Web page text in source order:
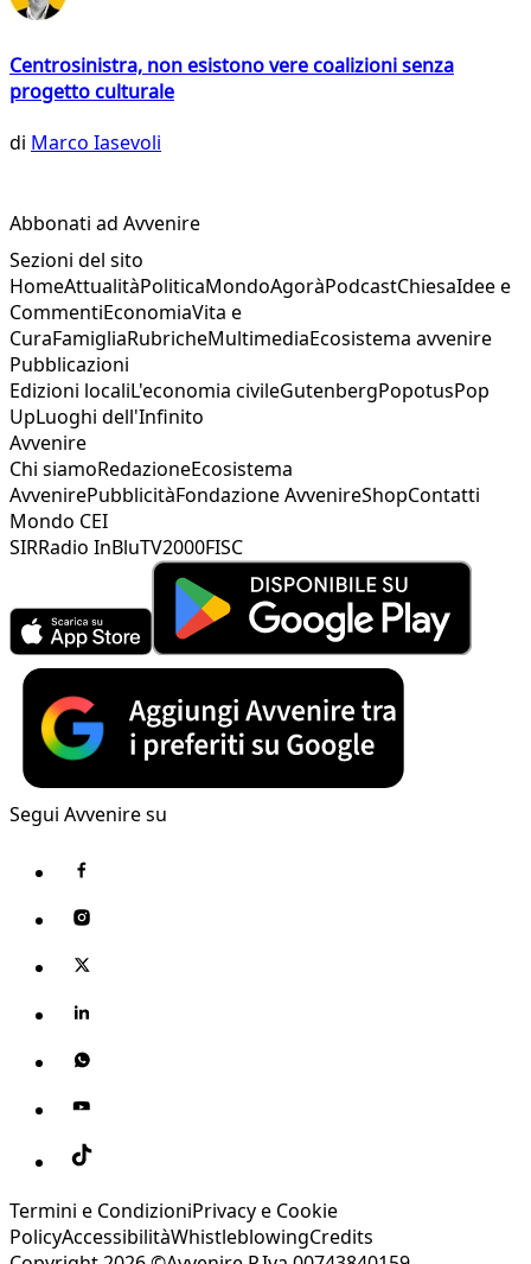
Centrosinistra, non esistono vere coalizioni senza
progetto culturale
di Marco Iasevoli
Abbonati ad Avvenire
Sezioni del sito
HomeAttualitàPoliticaMondoAgoràPodcastChiesaIdee e
CommentiEconomiaVita e
CuraFamigliaRubricheMultimediaEcosistema avvenire
Pubblicazioni
Edizioni localiL'economia civileGutenbergPopotusPop
UpLuoghi dell'Infinito
Avvenire
Chi siamoRedazioneEcosistema
AvvenirePubblicitàFondazione AvvenireShopContatti
Mondo CEI
SIRRadio InBluTV2000FISC
Segui Avvenire su
Termini e CondizioniPrivacy e Cookie
PolicyAccessibilitàWhistleblowingCredits